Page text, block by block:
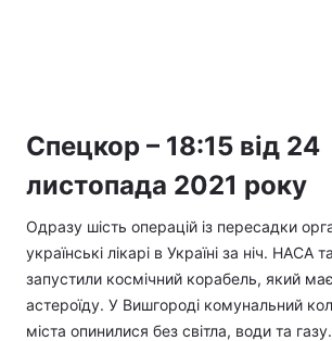
Спецкор – 18:15 від 24
листопада 2021 року
Одразу шість операцій із пересадки
українські лікарі в Україні за ніч. НАСА
запустили космічний корабель, який
астероїду. У Вишгороді комунальний
міста опинилися без світла, води та